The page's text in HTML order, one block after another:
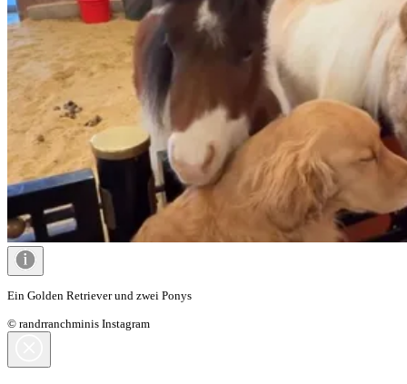
Ein Golden Retriever und zwei Ponys
© randrranchminis Instagram